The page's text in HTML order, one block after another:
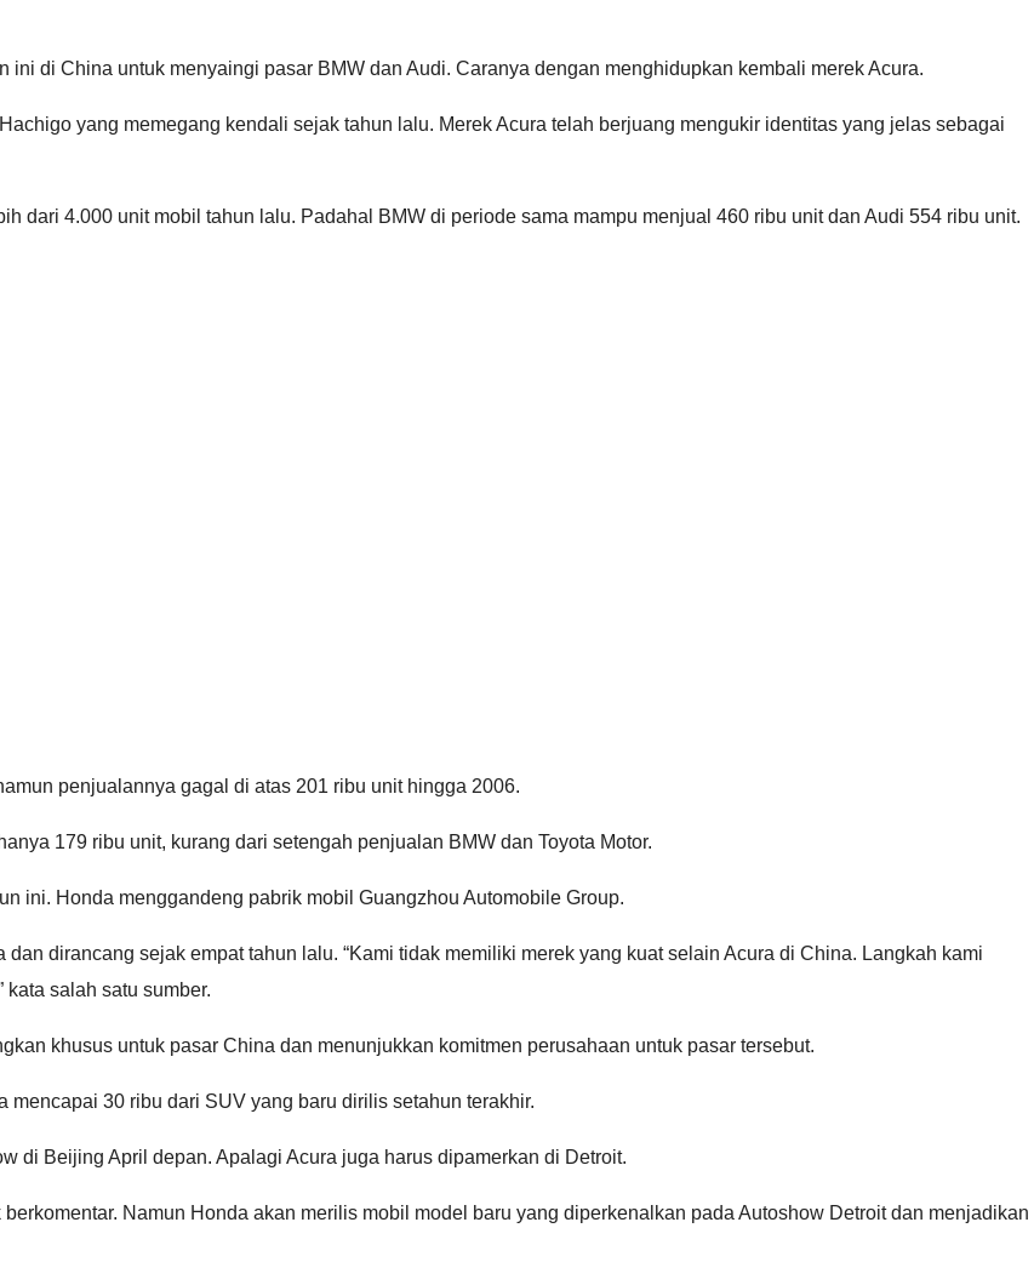
di China untuk menyaingi pasar BMW dan Audi. Caranya dengan menghidupkan kembali merek Acura.
yang memegang kendali sejak tahun lalu. Merek Acura telah berjuang mengukir identitas yang jelas sebagai
dari 4.000 unit mobil tahun lalu. Padahal BMW di periode sama mampu menjual 460 ribu unit dan Audi 554 ribu unit.
penjualannya gagal di atas 201 ribu unit hingga 2006.
179 ribu unit, kurang dari setengah penjualan BMW dan Toyota Motor.
ini. Honda menggandeng pabrik mobil Guangzhou Automobile Group.
dirancang sejak empat tahun lalu. “Kami tidak memiliki merek yang kuat selain Acura di China. Langkah kami
salah satu sumber.
khusus untuk pasar China dan menunjukkan komitmen perusahaan untuk pasar tersebut.
30 ribu dari SUV yang baru dirilis setahun terakhir.
di Beijing April depan. Apalagi Acura juga harus dipamerkan di Detroit.
Namun Honda akan merilis mobil model baru yang diperkenalkan pada Autoshow Detroit dan menjadikan